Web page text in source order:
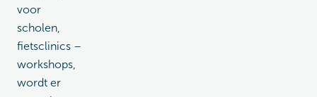
voor
scholen,
fietsclinics –
workshops,
wordt er